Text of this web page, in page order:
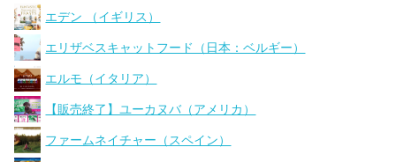
エデン （イギリス）
エリザベスキャットフード（日本：ベルギー）
エルモ（イタリア）
【販売終了】ユーカヌバ（アメリカ）
ファームネイチャー（スペイン）